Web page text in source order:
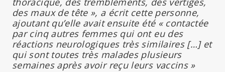
des maux de tête », a écrit cette personne,
ajoutant qu’elle avait ensuite été « contactée
par cinq autres femmes qui ont eu des
réactions neurologiques très similaires […] et
qui sont toutes très malades plusieurs
semaines après avoir reçu leurs vaccins »